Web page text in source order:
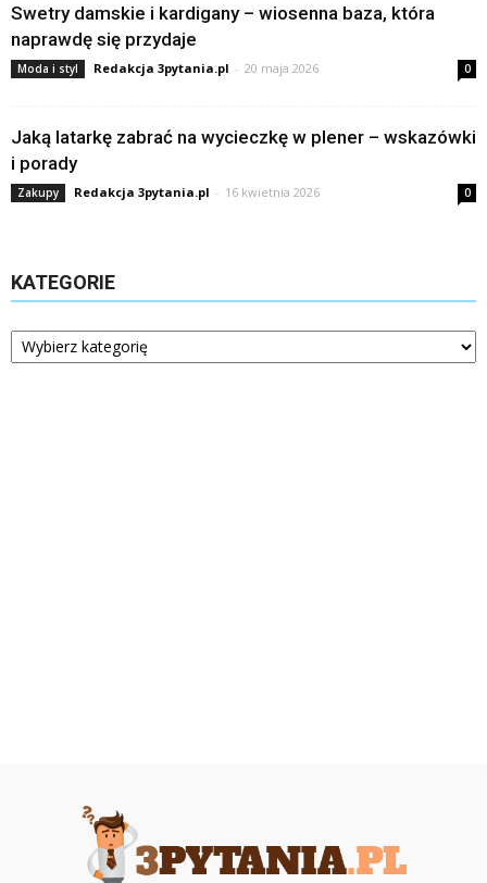
Swetry damskie i kardigany – wiosenna baza, która
naprawdę się przydaje
Moda i styl Redakcja 3pytania.pl - 20 maja 2026 0
Jaką latarkę zabrać na wycieczkę w plener – wskazówki
i porady
Zakupy Redakcja 3pytania.pl - 16 kwietnia 2026 0
KATEGORIE
Kategorie